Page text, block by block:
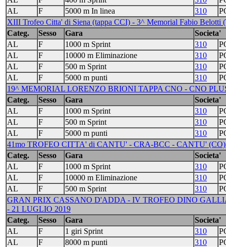
AL
F 5000 m In linea 310
XIII Trofeo Citta' di Siena (tappa CCI) - 3^ Memorial Fabio Belotti
Categ.
Sesso Gara
Societa'
AL
F 1000 m Sprint 310
AL
F 10000 m Eliminazione 310
AL
F 500 m Sprint 310
AL
F 5000 m punti 310
19^ MEMORIAL LORENZO BRIONI TAPPA CNO - CNO
Categ.
Sesso Gara
Societa'
AL
F 1000 m Sprint 310
AL
F 500 m Sprint 310
AL
F 5000 m punti 310
41mo TROFEO CITTA' di CANTU' - CRA-BCC - CANTU'
Categ.
Sesso Gara
Societa'
AL
F 1000 m Sprint 310
AL
F 10000 m Eliminazione 310
AL
F 500 m Sprint 310
GRAN PRIX CASSANO D'ADDA - IV TROFEO DINO
- 21 LUGLIO 2019
Categ.
Sesso Gara
Societa'
AL
F 1 giri Sprint 310
AL
F 8000 m punti 310